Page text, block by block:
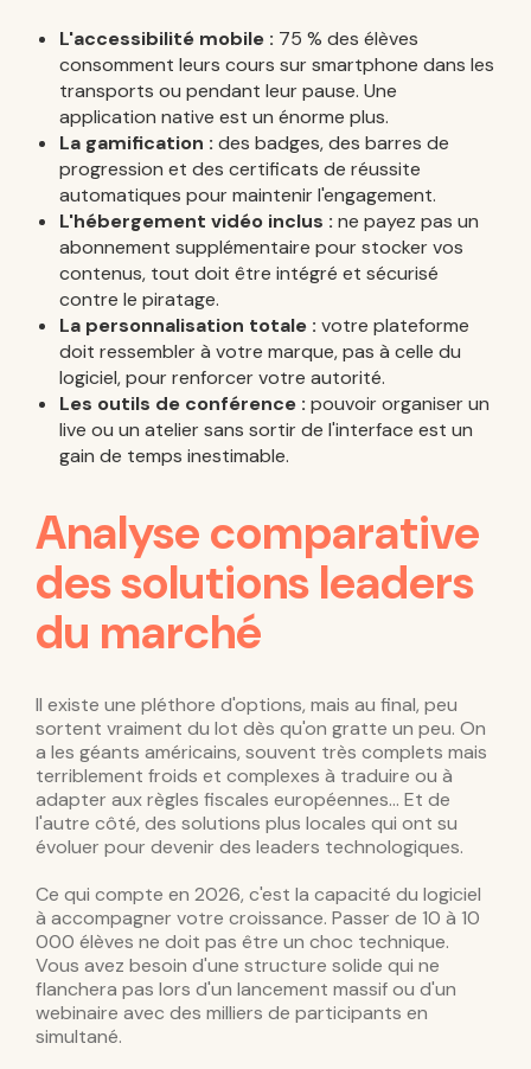
L'accessibilité mobile : 75 % des élèves
consomment leurs cours sur smartphone dans les
transports ou pendant leur pause. Une
application native est un énorme plus.
La gamification : des badges, des barres de
progression et des certificats de réussite
automatiques pour maintenir l'engagement.
L'hébergement vidéo inclus : ne payez pas un
abonnement supplémentaire pour stocker vos
contenus, tout doit être intégré et sécurisé
contre le piratage.
La personnalisation totale : votre plateforme
doit ressembler à votre marque, pas à celle du
logiciel, pour renforcer votre autorité.
Les outils de conférence : pouvoir organiser un
live ou un atelier sans sortir de l'interface est un
gain de temps inestimable.
Analyse comparative
des solutions leaders
du marché
Il existe une pléthore d'options, mais au final, peu
sortent vraiment du lot dès qu'on gratte un peu. On
a les géants américains, souvent très complets mais
terriblement froids et complexes à traduire ou à
adapter aux règles fiscales européennes... Et de
l'autre côté, des solutions plus locales qui ont su
évoluer pour devenir des leaders technologiques.
Ce qui compte en 2026, c'est la capacité du logiciel
à accompagner votre croissance. Passer de 10 à 10
000 élèves ne doit pas être un choc technique.
Vous avez besoin d'une structure solide qui ne
flanchera pas lors d'un lancement massif ou d'un
webinaire avec des milliers de participants en
simultané.